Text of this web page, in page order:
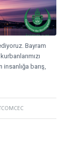
Bayram
barış,